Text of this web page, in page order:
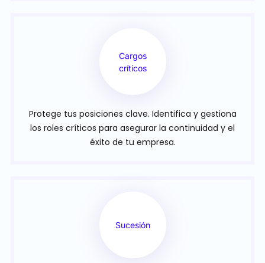
Cargos
críticos
Protege tus posiciones clave. Identifica y gestiona
los roles críticos para asegurar la continuidad y el
éxito de tu empresa.
Sucesión